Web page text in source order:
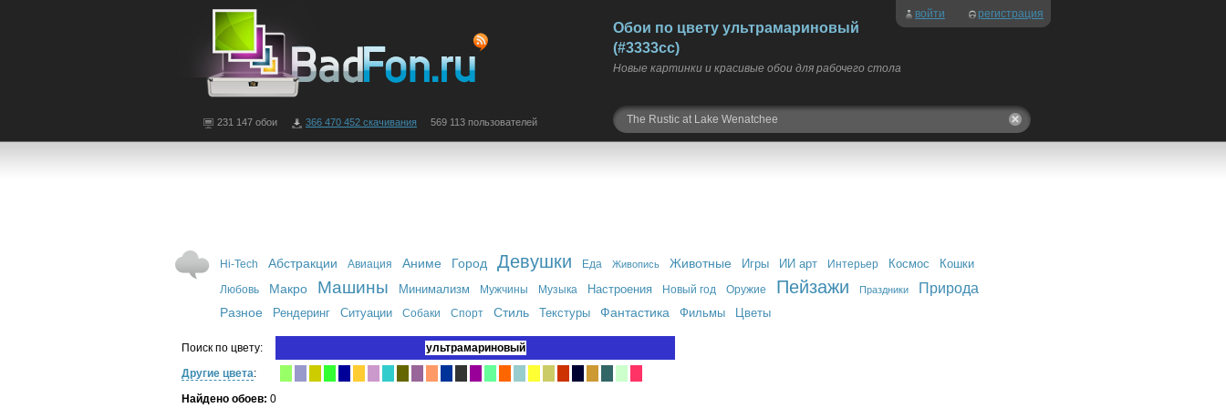
войти регистрация
Обои по цвету ультрамариновый
(#3333cc)
Новые картинки и красивые обои для рабочего стола
231 147 обои 366 470 452 скачивания 569 113 пользователей
Hi-Tech Абстракции Авиация Аниме Город Девушки Еда Живопись Животные Игры ИИ арт Интерьер Космос Кошки
Любовь Макро Машины Минимализм Мужчины Музыка Настроения Новый год Оружие Пейзажи Праздники Природа
Разное Рендеринг Ситуации Собаки Спорт Стиль Текстуры Фантастика Фильмы Цветы
Поиск по цвету:
ультрамариновый
Другие цвета:
Найдено обоев: 0